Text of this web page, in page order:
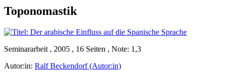
Toponomastik
Seminararbeit , 2005 , 16 Seiten , Note: 1,3
Autor:in: Ralf Beckendorf (Autor:in)